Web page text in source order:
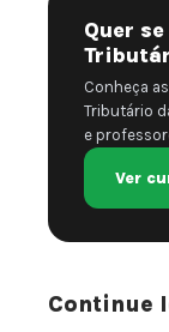
Quer
Conheça
Tributário
e
Ver
Continue